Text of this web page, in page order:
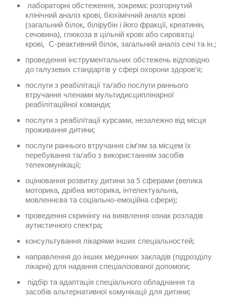
лабораторні обстеження, зокрема: розгорнутий
клінічний аналіз крові, біохімічний аналіз крові
(загальний білок, білірубін і його фракції, креатинін,
сечовина), глюкоза в цільній крові або сироватці
крові, С-реактивний білок, загальний аналіз сечі та ін.;
проведення інструментальних обстежень відповідно
до галузевих стандартів у сфері охорони здоров’я;
послуги з реабілітації та/або послуги раннього
втручання членами мультидисциплінарної
реабілітаційної команди;
послуги з реабілітації курсами, незалежно від місця
проживання дитини;
послуги раннього втручання сім’ям за місцем їх
перебування та/або з використанням засобів
телекомунікації;
оцінювання розвитку дитини за 5 сферами (велика
моторика, дрібна моторика, інтелектуальна,
мовленнєва та соціально-емоційна сфери);
проведення скринінгу на виявлення ознак розладів
аутистичного спектра;
консультування лікарями інших спеціальностей;
направлення до інших медичних закладів (підрозділу
лікарні) для надання спеціалізованої допомоги;
підбір та адаптація спеціального обладнання та
засобів альтернативної комунікації для дитини;